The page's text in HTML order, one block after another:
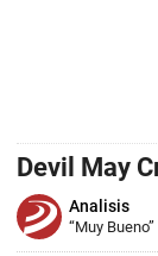
Devil May
Analisis
“Muy Bueno”